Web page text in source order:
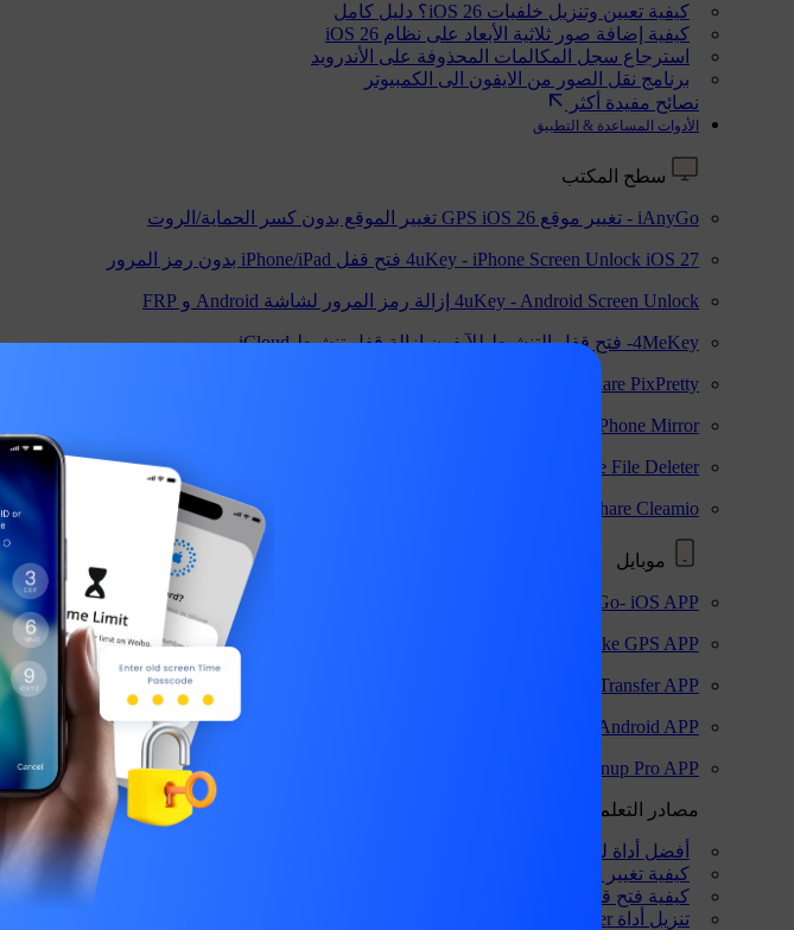
كيفية تعيين وتنزيل خلفيات iOS 26؟ دليل كامل
كيفية إضافة صور ثلاثية الأبعاد على نظام iOS 26
استرجاع سجل المكالمات المحذوفة على الأندرويد
برنامج نقل الصور من الايفون الى الكمبيوتر
نصائح مفيدة أكثر
الأدوات المساعدة & التطبيق
سطح المكتب
iAnyGo - تغيير موقع GPS iOS 26 تغيير الموقع بدون كسر الحماية/الروت
4uKey - iPhone Screen Unlock iOS 27 فتح قفل iPhone/iPad بدون رمز المرور
4uKey - Android Screen Unlock إزالة رمز المرور لشاشة Android و FRP
4MeKey- فتح قفل التنشيط للآيفون إزالة قفل تنشيط iCloud
Tenorshare PixPretty
Phone Mirror
4DDiG Duplicate File Deleter إزالة الملفات المكررة باستخدام الذكاء الاصطناعي
Tenorshare Cleamio
موبايل
iAnyGo- iOS APP
iAnyGo - Android Fake GPS APP تغيير موقع الاندرويد بدون كمبيوتر
iCareFone Transfer APP نقل محادثات الواتس اب للاندرويد والايفون
UltData for Android APP استعادة بيانات الأندرويد بدون كمبيوتر
Cleanup Pro APP
مصادر التعلم
أفضل أداة لتغيير موقع بوكيمون جو
كيفية تغيير الموقع على iPhone
كيفية فتح قفل iPhone مقفل على مالكه
تنزيل أداة FRP unlocker الكل في واحد مجانًا